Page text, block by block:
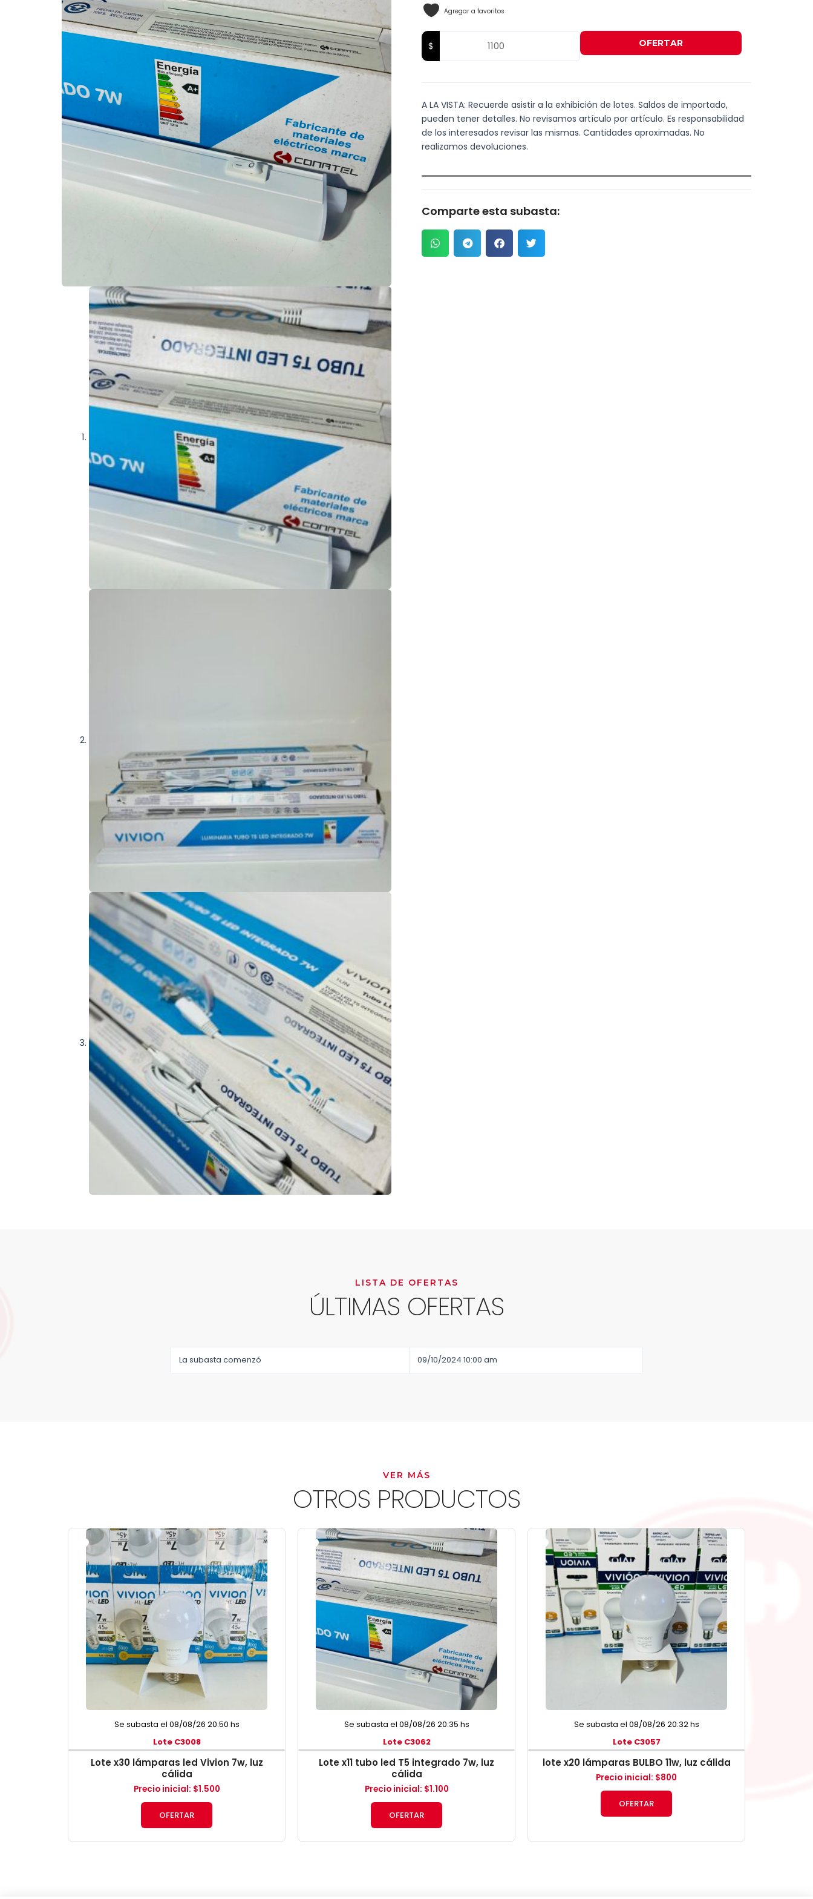
Agregar a favoritos
OFERTAR
A LA VISTA: Recuerde asistir a la exhibición de lotes. Saldos de importado,
pueden tener detalles. No revisamos artículo por artículo. Es responsabilidad
de los interesados revisar las mismas. Cantidades aproximadas. No
realizamos devoluciones.
Comparte esta subasta:
LISTA DE OFERTAS
ÚLTIMAS OFERTAS
La subasta comenzó 09/10/2024 10:00 am
VER MÁS
OTROS PRODUCTOS
Se subasta el 08/08/26 20:50 hs
Lote C3008
Lote x30 lámparas led Vivion 7w, luz
cálida
Precio inicial: $1.500
OFERTAR
Se subasta el 08/08/26 20:35 hs
Lote C3062
Lote x11 tubo led T5 integrado 7w, luz
cálida
Precio inicial: $1.100
OFERTAR
Se subasta el 08/08/26 20:32 hs
Lote C3057
lote x20 lámparas BULBO 11w, luz cálida
Precio inicial: $800
OFERTAR